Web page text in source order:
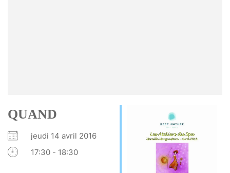
QUAND
jeudi 14 avril 2016
17:30 - 18:30